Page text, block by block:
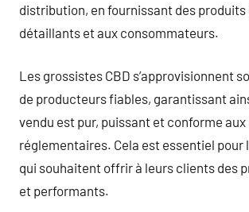
distribution, en fournissant des produits
détaillants et aux consommateurs.
Les grossistes CBD s’approvisionnent
de producteurs fiables, garantissant
vendu est pur, puissant et conforme
réglementaires. Cela est essentiel pour
qui souhaitent offrir à leurs clients des
et performants.